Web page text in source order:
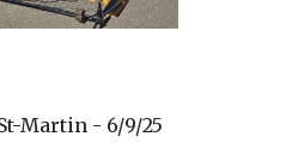
Martin - 6/9/25